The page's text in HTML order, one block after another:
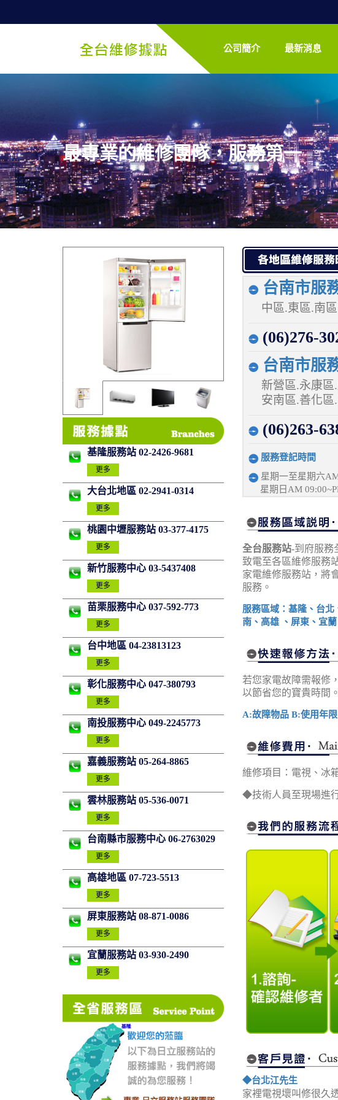
公司簡介 最新消息
最專業的維修團隊，服務第一
基隆服務站 02-2426-9681
更多
大台北地區 02-2941-0314
更多
桃園中壢服務站 03-377-4175
更多
新竹服務中心 03-5437408
更多
苗栗服務中心 037-592-773
更多
台中地區 04-23813123
更多
彰化服務中心 047-380793
更多
南投服務中心 049-2245773
更多
嘉義服務站 05-264-8865
更多
雲林服務站 05-536-0071
更多
台南縣市服務中心 06-2763029
更多
高雄地區 07-723-5513
更多
屏東服務站 08-871-0086
更多
宜蘭服務站 03-930-2490
更多
台南市服
中區.東區.南
(06)276-
台南市服
新營區.永康
安南區.善化區
(06)263-
服務登記時間
星期一至星期六
星期日AM
全台服務站-到府服務
致電至各區維修服務
家電維修服務站，將
服務。
服務區域：基隆、台
南、高雄 、屏東、宜
若您家電故障需報修
以節省您的寶貴時間
A:故障物品 B:使用年
維修項目：電視、冰
◆技術人員至現場進
◆台北江先生
家裡電視壞叫修很久